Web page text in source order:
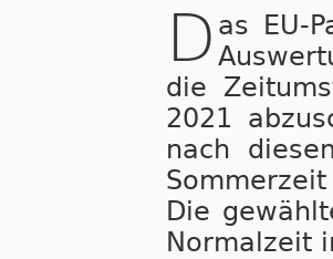
D as EU-
die
2021
nach
Die
Nor­mal­zeit